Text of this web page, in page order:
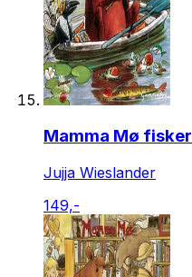
Mamma Mø fisker
Jujja Wieslander
149,-